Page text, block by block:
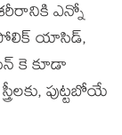
ఎన్నో
యాసిడ్,
కె కూడా
పుట్టబోయే